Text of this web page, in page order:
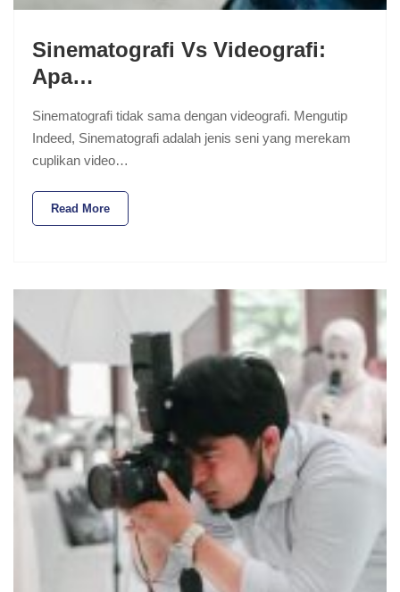
Sinematografi Vs Videografi:
Apa…
Sinematografi tidak sama dengan videografi. Mengutip
Indeed, Sinematografi adalah jenis seni yang merekam
cuplikan video…
Read More